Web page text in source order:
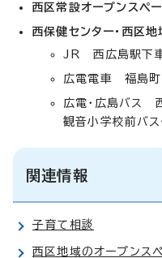
西区常設オープンスペー
西保健センター・西区
JR 西広島駅下
広電電車 福島
広電・広島バス
観音小学校前バ
関連情報
子育て相談
西区地域のオープンス